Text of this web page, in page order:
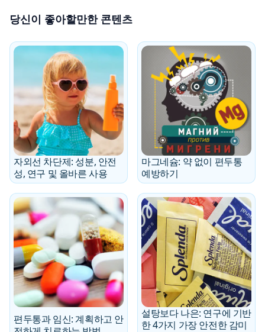
당신이 좋아할만한 콘텐츠
자외선 차단제: 성분, 안전
성, 연구 및 올바른 사용
마그네슘: 약 없이 편두통
예방하기
편두통과 임신: 계획하고 안
설탕보다 나은: 연구에 기반
한 4가지 가장 안전한 감미